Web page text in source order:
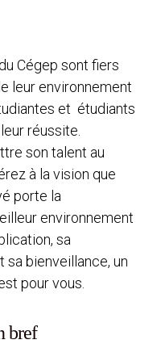
Cégep sont fiers
leur environnement
et étudiants
réussite.
son talent au
à la vision que
porte la
environnement
sa
bienveillance, un
pour vous.
bref